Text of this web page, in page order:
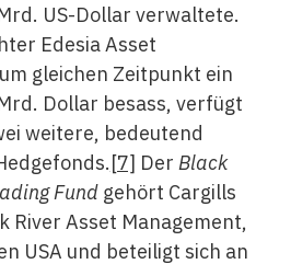
US-Dollar verwaltete.
Edesia Asset
gleichen Zeitpunkt ein
Dollar besass, verfügt
weitere, bedeutend
[7] Der Black
Fundgehört Cargills
River Asset Management,
USA und beteiligt sich an